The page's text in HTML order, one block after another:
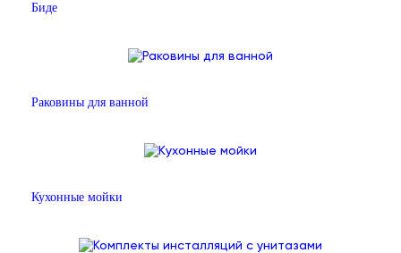
Биде
Раковины для ванной
Кухонные мойки